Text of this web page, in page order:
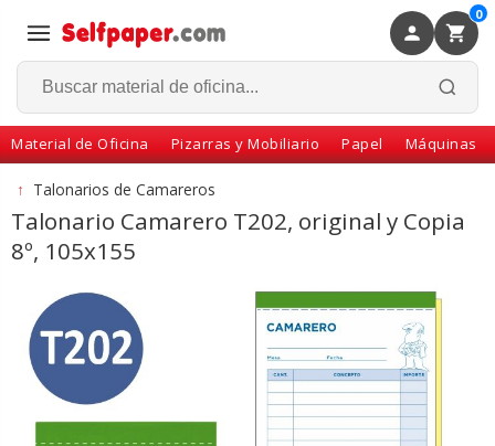
0
Material de Oficina Pizarras y Mobiliario Papel Máquinas
Volver
↑ Talonarios de Camareros
Talonario Camarero T202, original y Copia
8º, 105x155